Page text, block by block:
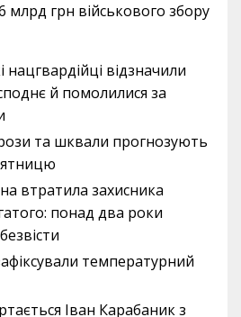
млрд грн військового збору
нацгвардійці відзначили
й помолилися за
та шквали прогнозують
втратила захисника
понад два роки
температурний
Іван Карабаник з